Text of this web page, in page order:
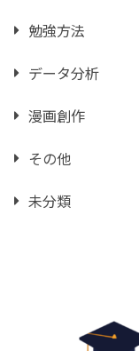
勉強方法
データ分析
漫画創作
その他
未分類